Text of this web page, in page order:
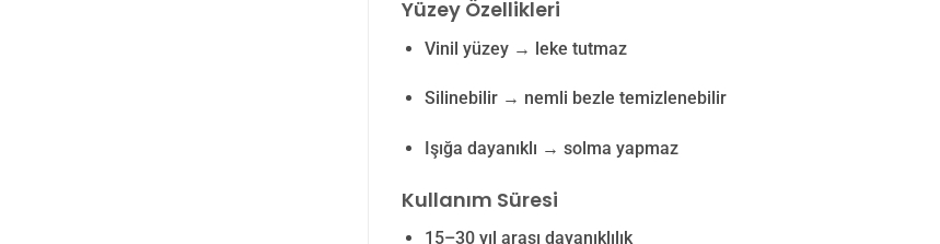
Yüzey Özellikleri
Vinil yüzey → leke tutmaz
Silinebilir → nemli bezle temizlenebilir
Işığa dayanıklı → solma yapmaz
Kullanım Süresi
15–30 yıl arası dayanıklılık